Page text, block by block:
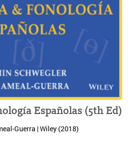
Españolas (5th Ed)
Guerra | Wiley (2018)